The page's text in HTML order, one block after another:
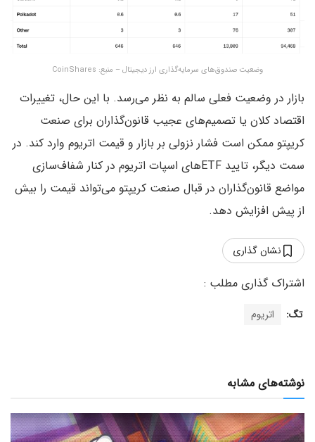
وضعیت صندوق‌های سرمایه‌گذاری ارز دیجیتال – منبع: CoinShares
بازار در وضعیت فعلی سالم به نظر می‌رسد. با این حال، تغییرات
اقتصاد کلان یا تصمیم‌های عجیب قانون‌گذاران برای صنعت
کریپتو ممکن است فشار نزولی بر بازار و قیمت اتریوم وارد کند. در
سمت دیگر، تایید ETFهای اسپات اتریوم در کنار شفاف‌سازی
مواضع قانون‌گذاران در قبال صنعت کریپتو می‌تواند قیمت را بیش
از پیش افزایش دهد.
نشان گذاری
تگ: اتریوم
نوشته‌های مشابه